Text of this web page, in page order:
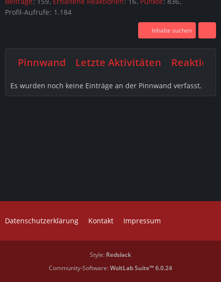
Profil-Aufrufe 1.184
Inhalte suchen
Pinnwand Letzte Aktivitäten
Es wurden noch keine Einträge an der Pinnwand verfasst.
Datenschutzerklärung Kontakt Impressum
Style: Redslack
Community-Software:WoltLab Suite™ 6.0.24